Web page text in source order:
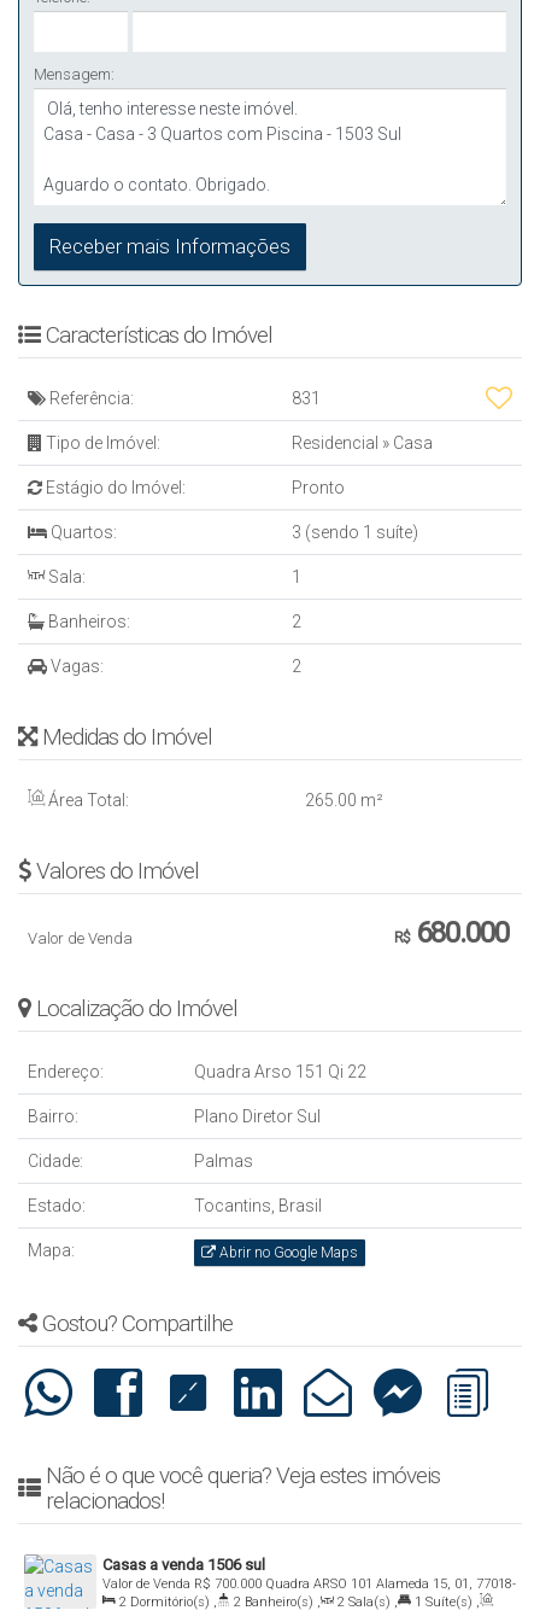
Mensagem:
Características do Imóvel
Referência: 831
Tipo de Imóvel: Residencial » Casa
Estágio do Imóvel: Pronto
Quartos: 3 (sendo 1 suíte)
Sala: 1
Banheiros: 2
Vagas: 2
Medidas do Imóvel
Área Total: 265.00 m²
Valores do Imóvel
R$680.000
Valor de Venda
Localização do Imóvel
Endereço: Quadra Arso 151 Qi 22
Bairro: Plano Diretor Sul
Cidade: Palmas
Estado: Tocantins, Brasil
Mapa: Abrir no Google Maps
Gostou? Compartilhe
Não é o que você queria? Veja estes imóveis
relacionados!
Casas a venda 1506 sul
R$ 700.000
Valor de Venda
Quadra ARSO 101 Alameda 15, 01, 77018-
422, Plano Diretor Sul, Palmas, Tocantins, Brasil
2 Dormitório(s) , 2 Banheiro(s) , 2 Sala(s) , 1 Suíte(s) ,